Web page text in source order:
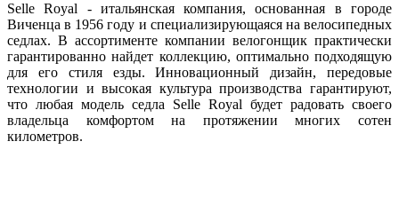
Selle Royal - итальянская компания, основанная в городе
Виченца в 1956 году и специализирующаяся на велосипедных
седлах. В ассортименте компании велогонщик практически
гарантированно найдет коллекцию, оптимально подходящую
для его стиля езды. Инновационный дизайн, передовые
технологии и высокая культура производства гарантируют,
что любая модель седла Selle Royal будет радовать своего
владельца комфортом на протяжении многих сотен
километров.